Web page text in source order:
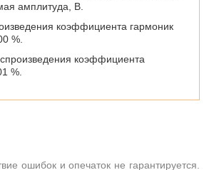
амплитуда, В.
коэффициента гармоник
%.
коэффициента
%.
ошибок и опечаток не гарантируется.